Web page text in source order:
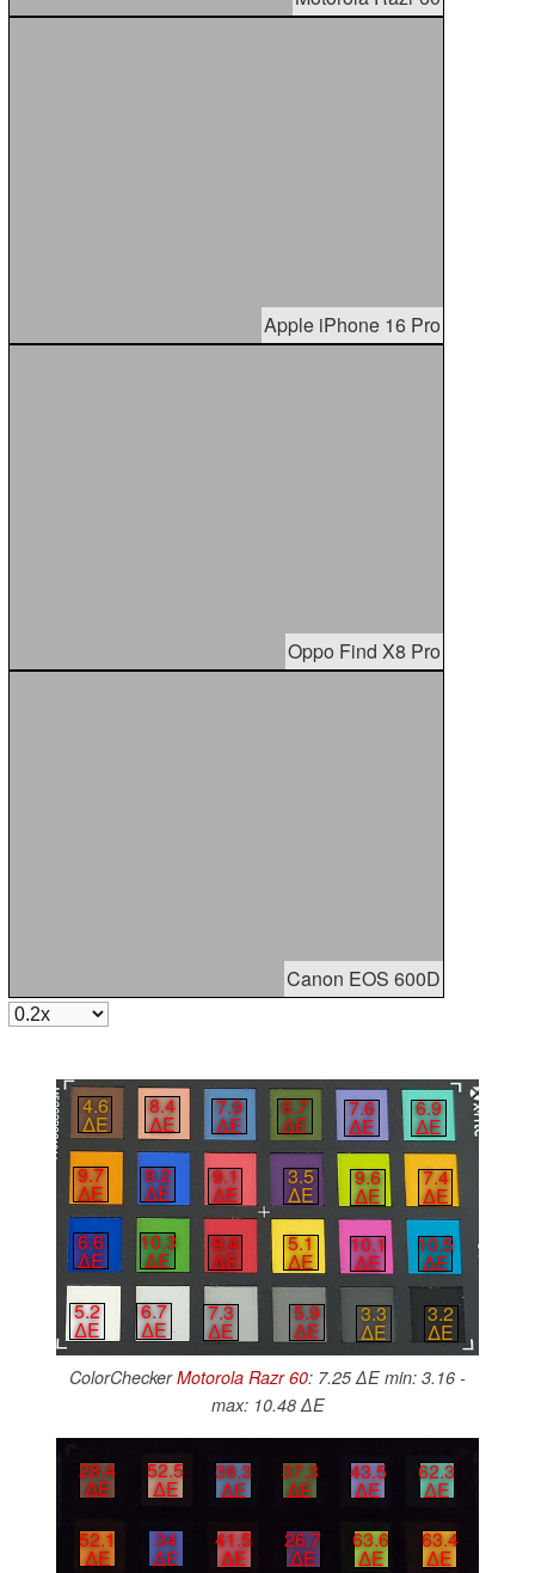
Apple iPhone 16 Pro
Oppo Find X8 Pro
Canon EOS 600D
4.6
∆E
8.4
∆E
7.9
∆E
6.7
∆E
7.6
∆E
6.9
∆E
9.7
∆E
9.2
∆E
9.1
∆E
3.5
∆E
9.6
∆E
7.4
∆E
6.6
∆E
10.3
∆E
9.4
∆E
5.1
∆E
10.1
∆E
10.5
∆E
5.2
∆E
6.7
∆E
7.3
∆E
5.9
∆E
3.3
∆E
3.2
∆E
ColorCheckerMotorola Razr 60: 7.25 ∆E min: 3.16 -
max: 10.48 ∆E
28.4
∆E
52.5
∆E
38.3
∆E
37.3
∆E
43.5
∆E
62.3
∆E
52.1
∆E
34
∆E
41.5
∆E
26.7
∆E
63.6
∆E
63.4
∆E